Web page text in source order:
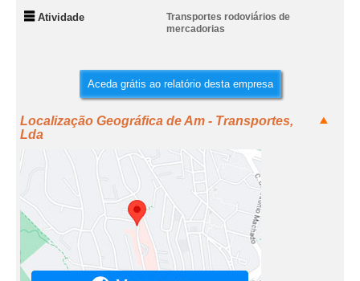
Atividade
Transportes rodoviários de
mercadorias
Aceda grátis ao relatório desta empresa
Localização Geográfica de Am - Transportes,
Lda